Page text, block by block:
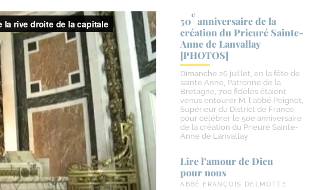
50
e
anniversaire de la
création du Prieuré Sainte-​
Anne de Lanvallay
[PHOTOS]
Dimanche 26 juillet, en la fête de
sainte Anne, Patronne de la
Bretagne, 700 fidèles étaient
venus entourer M. l'abbé Peignot,
Supérieur du District de France,
pour célébrer le 50e anniversaire
de la création du Prieuré Sainte-
Anne de Lanvallay
Lire l’amour de Dieu
pour nous
ABBÉ FRANÇOIS DELMOTTE